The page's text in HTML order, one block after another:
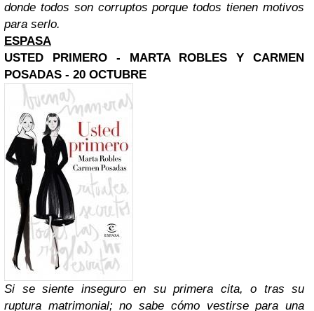
donde todos son corruptos porque todos tienen motivos
para serlo.
ESPASA
USTED PRIMERO - MARTA ROBLES Y CARMEN
POSADAS - 20 OCTUBRE
Si se siente inseguro en su primera cita, o tras su
ruptura matrimonial; no sabe cómo vestirse para una